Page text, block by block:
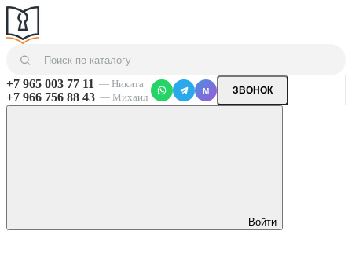
+7 965 003 77 11 — Никита
+7 966 756 88 43 — Михаил
M ЗВОНОК
Войти